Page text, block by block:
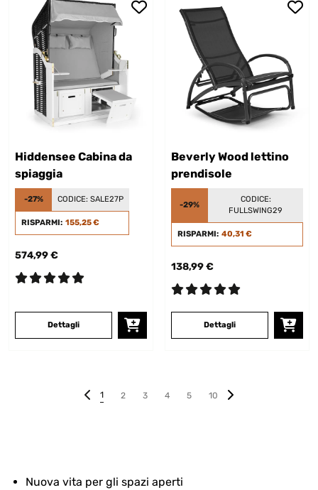
Hiddensee Cabina da
spiaggia
-27% CODICE: SALE27P
RISPARMI: 155,25 €
574,99 €
Dettagli
Beverly Wood lettino
prendisole
-29%
CODICE:
FULLSWING29
RISPARMI: 40,31 €
138,99 €
Dettagli
1 2 3 4 5 10
Nuova vita per gli spazi aperti